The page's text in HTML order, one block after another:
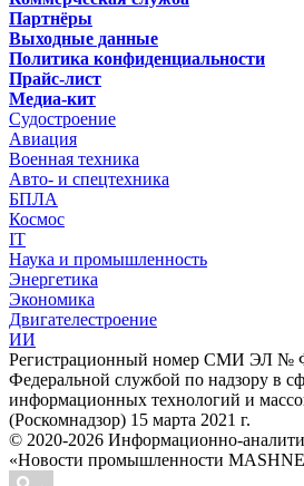
Партнёры
Выходные данные
Политика конфиденциальности
Прайс-лист
Медиа-кит
Судостроение
Авиация
Военная техника
Авто- и спецтехника
БПЛА
Космос
IT
Наука и промышленность
Энергетика
Экономика
Двигателестроение
ИИ
Регистрационный номер СМИ ЭЛ №
Федеральной службой по надзору в
информационных технологий и
(Роскомнадзор) 15 марта 2021 г.
© 2020-2026 Информационно-
«Новости промышленности